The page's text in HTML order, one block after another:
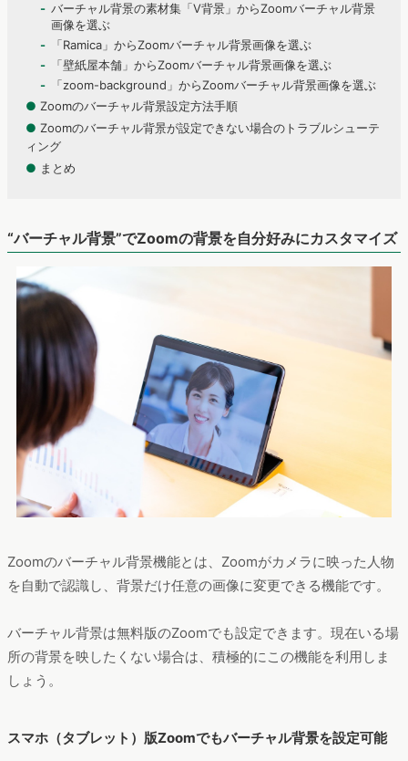
バーチャル背景の素材集「V背景」からZoomバーチャル背景
画像を選ぶ
「Ramica」からZoomバーチャル背景画像を選ぶ
「壁紙屋本舗」からZoomバーチャル背景画像を選ぶ
「zoom-background」からZoomバーチャル背景画像を選ぶ
● Zoomのバーチャル背景設定方法手順
● Zoomのバーチャル背景が設定できない場合のトラブルシューテ
ィング
● まとめ
“バーチャル背景”でZoomの背景を自分好みにカスタマイズ
Zoomのバーチャル背景機能とは、Zoomがカメラに映った人物
を自動で認識し、背景だけ任意の画像に変更できる機能です。
バーチャル背景は無料版のZoomでも設定できます。現在いる場
所の背景を映したくない場合は、積極的にこの機能を利用しま
しょう。
スマホ（タブレット）版Zoomでもバーチャル背景を設定可能